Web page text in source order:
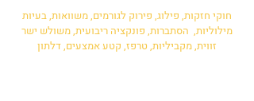
חוקי חזקות, פילוג, פירוק לגורמים, משוואות, בעיות
מילוליות, הסתברות, פונקציה ריבועית, משולש ישר
זווית, מקביליות, טרפז, קטע אמצעים, דלתון